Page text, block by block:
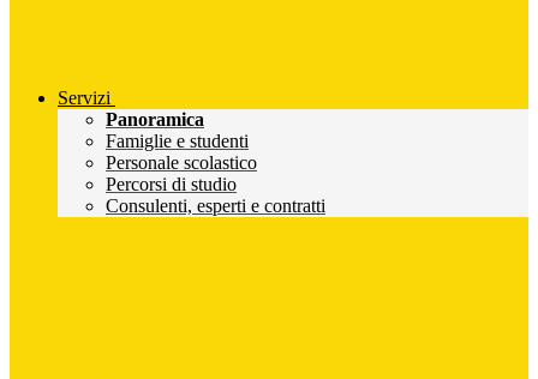
Servizi
Panoramica
Famiglie e studenti
Personale scolastico
Percorsi di studio
Consulenti, esperti e contratti